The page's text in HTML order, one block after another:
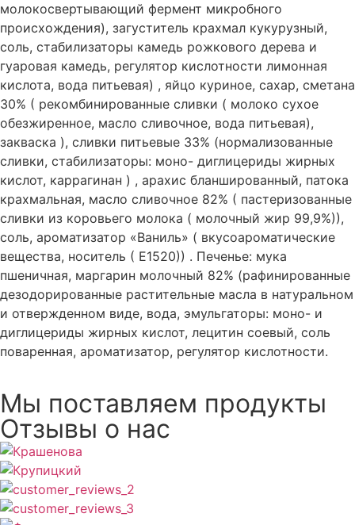
молокосвертывающий фермент микробного
происхождения), загуститель крахмал кукурузный,
соль, стабилизаторы камедь рожкового дерева и
гуаровая камедь, регулятор кислотности лимонная
кислота, вода питьевая) , яйцо куриное, сахар, сметана
30% ( рекомбинированные сливки ( молоко сухое
обезжиренное, масло сливочное, вода питьевая),
закваска ), сливки питьевые 33% (нормализованные
сливки, стабилизаторы: моно- диглицериды жирных
кислот, каррагинан ) , арахис бланшированный, патока
крахмальная, масло сливочное 82% ( пастеризованные
сливки из коровьего молока ( молочный жир 99,9%)),
соль, ароматизатор «Ваниль» ( вкусоароматические
вещества, носитель ( Е1520)) . Печенье: мука
пшеничная, маргарин молочный 82% (рафинированные
дезодорированные растительные масла в натуральном
и отвержденном виде, вода, эмульгаторы: моно- и
диглицериды жирных кислот, лецитин соевый, соль
поваренная, ароматизатор, регулятор кислотности.
Мы поставляем продукты
Отзывы о нас